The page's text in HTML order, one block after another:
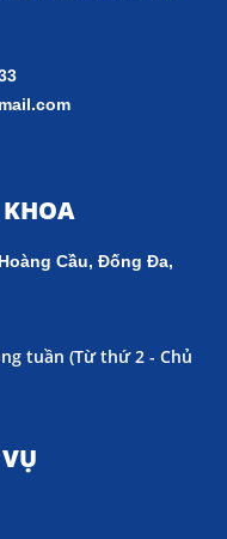
Cầu, Đống Đa,
tuần (Từ thứ 2 - Chủ